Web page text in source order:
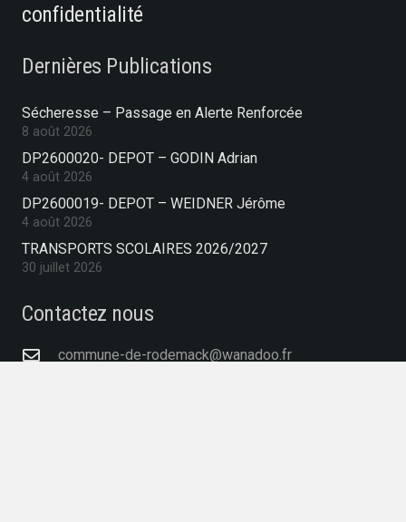
confidentialité
Dernières Publications
Sécheresse – Passage en Alerte Renforcée
8 août 2026
DP2600020- DEPOT – GODIN Adrian
4 août 2026
DP2600019- DEPOT – WEIDNER Jérôme
4 août 2026
TRANSPORTS SCOLAIRES 2026/2027
30 juillet 2026
Contactez nous
commune-de-rodemack@wanadoo.fr